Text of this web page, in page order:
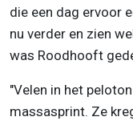
die een dag ervoor
nu verder en zien
was Roodhooft
"Velen in het
massasprint. Ze